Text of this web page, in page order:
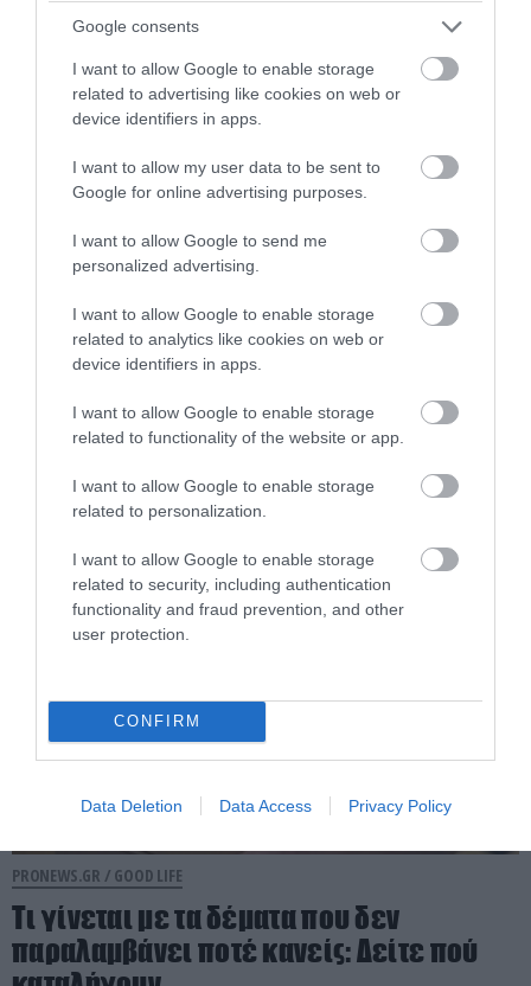
Google consents
I want to allow Google to enable storage
related to advertising like cookies on web or
device identifiers in apps.
I want to allow my user data to be sent to
Google for online advertising purposes.
I want to allow Google to send me
personalized advertising.
I want to allow Google to enable storage
related to analytics like cookies on web or
device identifiers in apps.
I want to allow Google to enable storage
related to functionality of the website or app.
I want to allow Google to enable storage
related to personalization.
I want to allow Google to enable storage
related to security, including authentication
functionality and fraud prevention, and other
user protection.
CONFIRM
Data Deletion Data Access Privacy Policy
05.08.2026 | 12:35
PRONEWS.GR /GOOD LIFE
Φτιάξε τον καφέ που θες χωρίς να
ξοδεύεσαι έξω: Απόκτησε τώρα την top
καφετιέρα με -30% και βγες διπλά
κερδισμένος!
PRONEWS.GR / GOOD LIFE
Τι γίνεται με τα δέματα που δεν
παραλαμβάνει ποτέ κανείς: Δείτε πού